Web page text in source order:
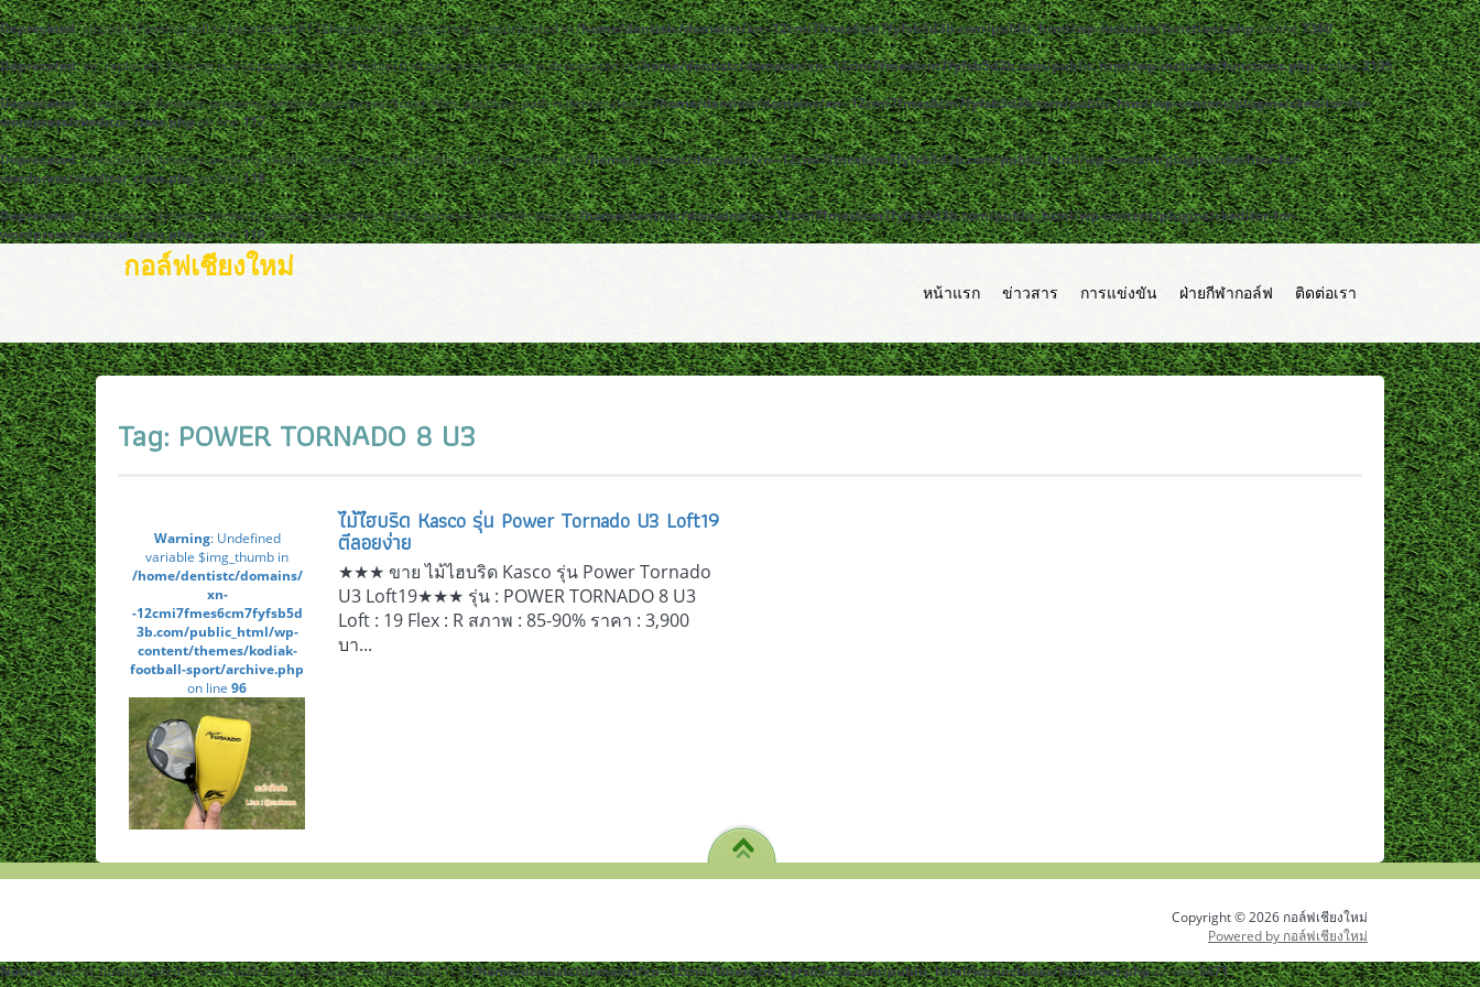
Deprecated: strpos(): Passing null to parameter #1 ($haystack) of type string is deprecated in/home/dentistc/domains/xn--12cmi7fmes6cm7fyfsb5d3b.com/public_html/wp-includes/functions.phpon line7360
Deprecated: str_replace(): Passing null to parameter #3 ($subject) of type array|string is deprecated in/home/dentistc/domains/xn--12cmi7fmes6cm7fyfsb5d3b.com/public_html/wp-includes/functions.phpon line2195
Deprecated: Creation of dynamic property ckeditor_wordpress::$user_files_absolute_path is deprecated in/home/dentistc/domains/xn--12cmi7fmes6cm7fyfsb5d3b.com/public_html/wp-content/plugins/ckeditor-for-
wordpress/ckeditor_class.phpon line117
Deprecated: Creation of dynamic property ckeditor_wordpress::$user_files_url is deprecated in/home/dentistc/domains/xn--12cmi7fmes6cm7fyfsb5d3b.com/public_html/wp-content/plugins/ckeditor-for-
wordpress/ckeditor_class.phpon line118
Deprecated: Creation of dynamic property ckeditor_wordpress::$file_browser is deprecated in/home/dentistc/domains/xn--12cmi7fmes6cm7fyfsb5d3b.com/public_html/wp-content/plugins/ckeditor-for-
wordpress/ckeditor_class.phpon line119
กอล์ฟเชียงใหม่
หน้าแรก ข่าวสาร การแข่งขัน ฝ่ายกีฬากอล์ฟ ติดต่อเรา
Tag: POWER TORNADO 8 U3
Warning: Undefined
variable $img_thumb in
/home/dentistc/domains/
xn-
-12cmi7fmes6cm7fyfsb5d
3b.com/public_html/wp-
content/themes/kodiak-
football-sport/archive.php
on line 96
ไม้ไฮบริด Kasco รุ่น Power Tornado U3 Loft19
ตีลอยง่าย
★★★ ขาย ไม้ไฮบริด Kasco รุ่น Power Tornado
U3 Loft19★★★ รุ่น : POWER TORNADO 8 U3
Loft : 19 Flex : R สภาพ : 85-90% ราคา : 3,900
บา...
Copyright © 2026 กอล์ฟเชียงใหม่
Powered by กอล์ฟเชียงใหม่
Notice: ob_end_flush(): Failed to send buffer of zlib output compression (1) in/home/dentistc/domains/xn--12cmi7fmes6cm7fyfsb5d3b.com/public_html/wp-includes/functions.phpon line5471